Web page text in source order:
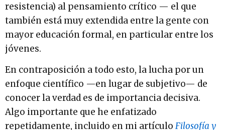
resistencia) al pensamiento crítico — el que
también está muy extendida entre la gente con
mayor educación formal, en particular entre los
jóvenes.
En contraposición a todo esto, la lucha por un
enfoque científico —en lugar de subjetivo— de
conocer la verdad es de importancia decisiva.
Algo importante que he enfatizado
repetidamente, incluido en mi artículo Filosofía y